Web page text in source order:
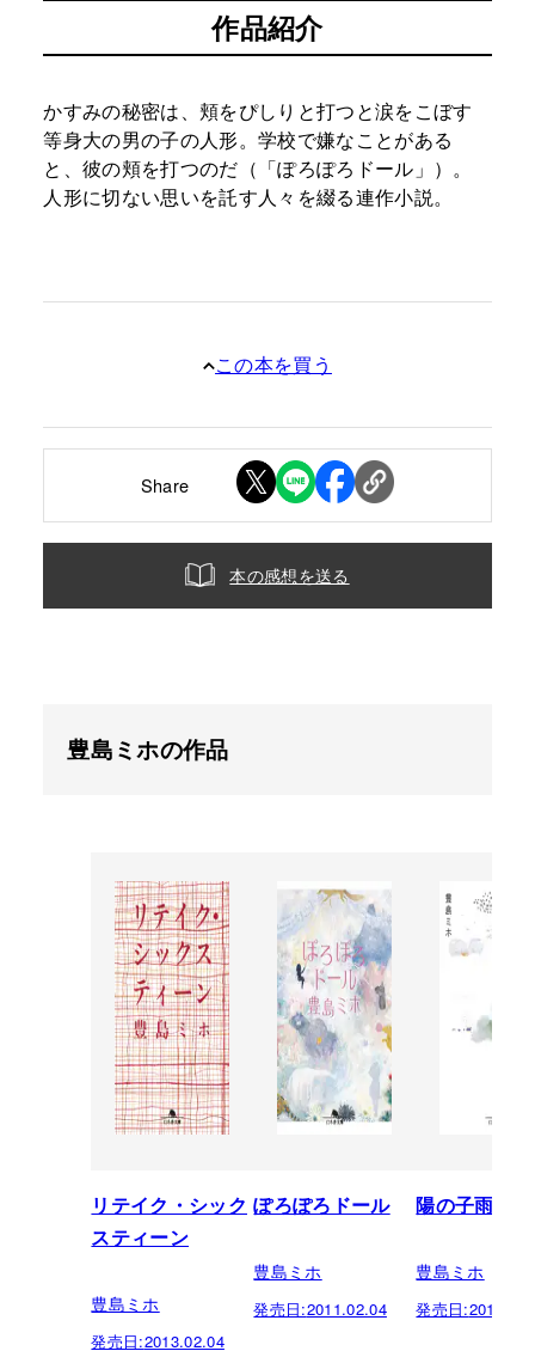
作品紹介
かすみの秘密は、頬をぴしりと打つと涙をこぼす
等身大の男の子の人形。学校で嫌なことがある
と、彼の頬を打つのだ（「ぽろぽろドール」）。
人形に切ない思いを託す人々を綴る連作小説。
この本を買う
Share
本の感想を送る
豊島ミホの作品
リテイク・シック
スティーン
豊島ミホ
発売日:2013.02.04
ぽろぽろドール
豊島ミホ
発売日:2011.02.04
陽の子雨の子
豊島ミホ
発売日: